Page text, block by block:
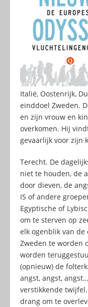
Italië, Oostenrijk,
einddoel Zweden.
en zijn vrouw en
overkomen. Hij
gevaarlijk voor zijn
Terecht. De
niet te houden, de
door dieven, de
IS of andere
Egyptische of
om te sterven op
elk ogenblik van de
Zweden te worden
worden
(opnieuw) de
angst, angst,
verstikkende
drang om te